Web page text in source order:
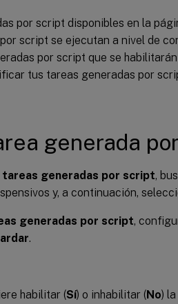
por script disponibles en la
script se ejecutan a nivel de
por script que se
tus tareas generadas por
generada
tareas generadas por script,
y, a continuación,
generadas por script,
.
habilitar (Sí) o inhabilitar (No)